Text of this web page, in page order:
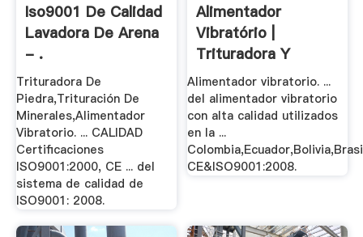
Iso9001 De Calidad
Lavadora De Arena
- .
Trituradora De
Piedra,Trituración De
Minerales,Alimentador
Vibratorio. ... CALIDAD
Certificaciones
ISO9001:2000, CE ... del
sistema de calidad de
ISO9001: 2008.
Alimentador
Vibratório |
Trituradora Y
Molinos
Alimentador vibratorio. ...
del alimentador vibratorio
con alta calidad utilizados
en la ...
CE&ISO9001:2008.